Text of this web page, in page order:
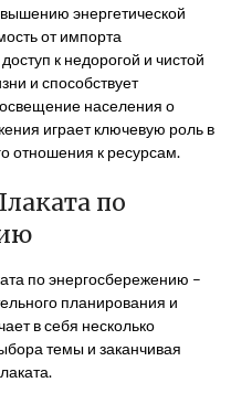
энергетической
от импорта
к недорогой и чистой
и способствует
населения о
играет ключевую роль в
отношения к ресурсам.
по
по энергосбережению –
планирования и
в себя несколько
темы и заканчивая